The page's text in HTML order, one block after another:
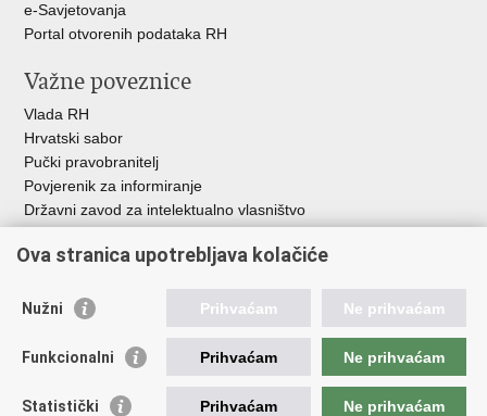
e-Savjetovanja
Portal otvorenih podataka RH
Važne poveznice
Vlada RH
Hrvatski sabor
Pučki pravobranitelj
Povjerenik za informiranje
Državni zavod za intelektualno vlasništvo
HAKOM
Ostale poveznice
Hrvatski audiovizualni centar
Creative Europe
Ova stranica upotrebljava kolačiće
Nužni Prihvaćam Ne prihvaćam
Funkcionalni Prihvaćam Ne prihvaćam
Statistički Prihvaćam Ne prihvaćam